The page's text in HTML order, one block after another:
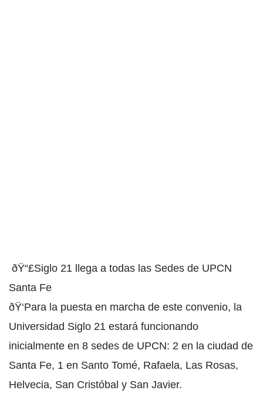
ðŸ“£Siglo 21 llega a todas las Sedes de UPCN
Santa Fe
ðŸ‘Para la puesta en marcha de este convenio, la
Universidad Siglo 21 estará funcionando
inicialmente en 8 sedes de UPCN: 2 en la ciudad de
Santa Fe, 1 en Santo Tomé, Rafaela, Las Rosas,
Helvecia, San Cristóbal y San Javier.